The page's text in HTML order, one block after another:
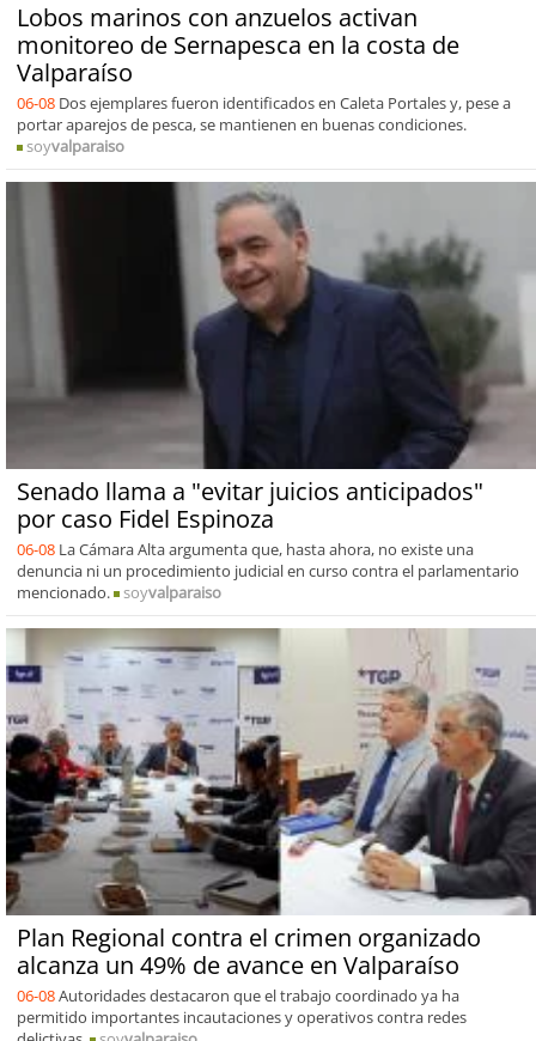
Lobos marinos con anzuelos activan
monitoreo de Sernapesca en la costa de
Valparaíso
06-08 Dos ejemplares fueron identificados en Caleta Portales y, pese a
portar aparejos de pesca, se mantienen en buenas condiciones.
soyvalparaiso
Senado llama a "evitar juicios anticipados"
por caso Fidel Espinoza
06-08 La Cámara Alta argumenta que, hasta ahora, no existe una
denuncia ni un procedimiento judicial en curso contra el parlamentario
mencionado.
soyvalparaiso
Plan Regional contra el crimen organizado
alcanza un 49% de avance en Valparaíso
06-08Autoridades destacaron que el trabajo coordinado ya ha
permitido importantes incautaciones y operativos contra redes